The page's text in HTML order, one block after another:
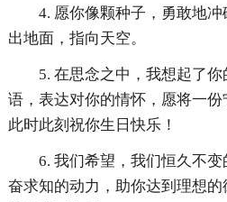
4. 愿你像颗种子，勇敢地
出地面，指向天空。
5. 在思念之中，我想起了
语，表达对你的情怀，愿将一份
此时此刻祝你生日快乐！
6. 我们希望，我们恒久不
奋求知的动力，助你达到理想